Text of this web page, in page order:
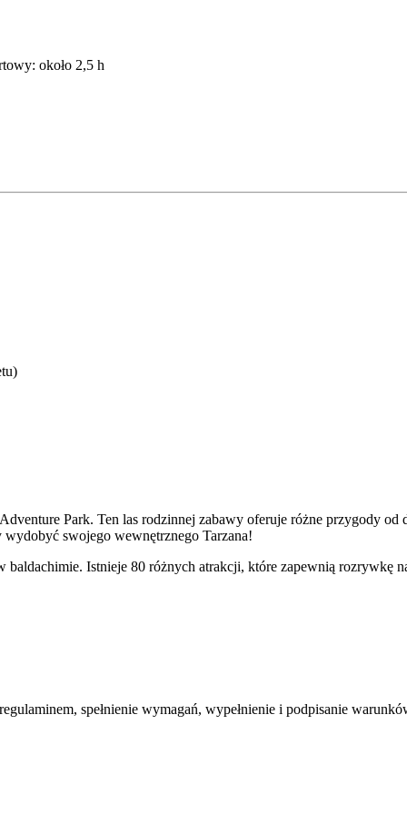
około 2,5 h
Park. Ten las rodzinnej zabawy oferuje różne przygody
swojego wewnętrznego Tarzana!
baldachimie. Istnieje 80 różnych atrakcji, które zapewnią rozrywkę
spełnienie wymagań, wypełnienie i podpisanie